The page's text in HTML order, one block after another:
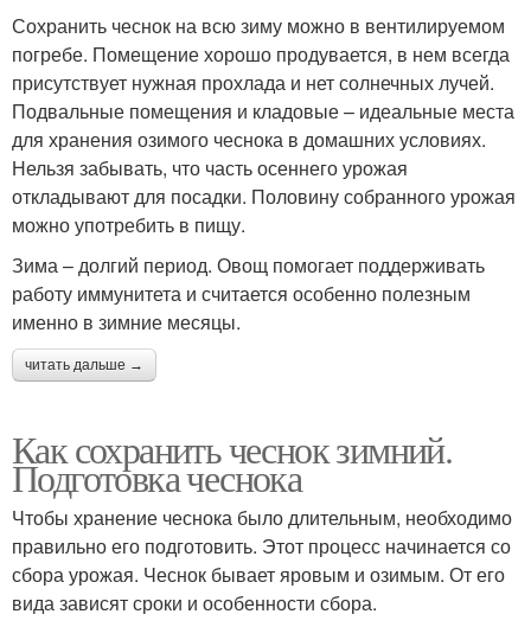
Сохранить чеснок на всю зиму можно в вентилируемом
погребе. Помещение хорошо продувается, в нем всегда
присутствует нужная прохлада и нет солнечных лучей.
Подвальные помещения и кладовые – идеальные места
для хранения озимого чеснока в домашних условиях.
Нельзя забывать, что часть осеннего урожая
откладывают для посадки. Половину собранного урожая
можно употребить в пищу.
Зима – долгий период. Овощ помогает поддерживать
работу иммунитета и считается особенно полезным
именно в зимние месяцы.
читать дальше →
Как сохранить чеснок зимний.
Подготовка чеснока
Чтобы хранение чеснока было длительным, необходимо
правильно его подготовить. Этот процесс начинается со
сбора урожая. Чеснок бывает яровым и озимым. От его
вида зависят сроки и особенности сбора.